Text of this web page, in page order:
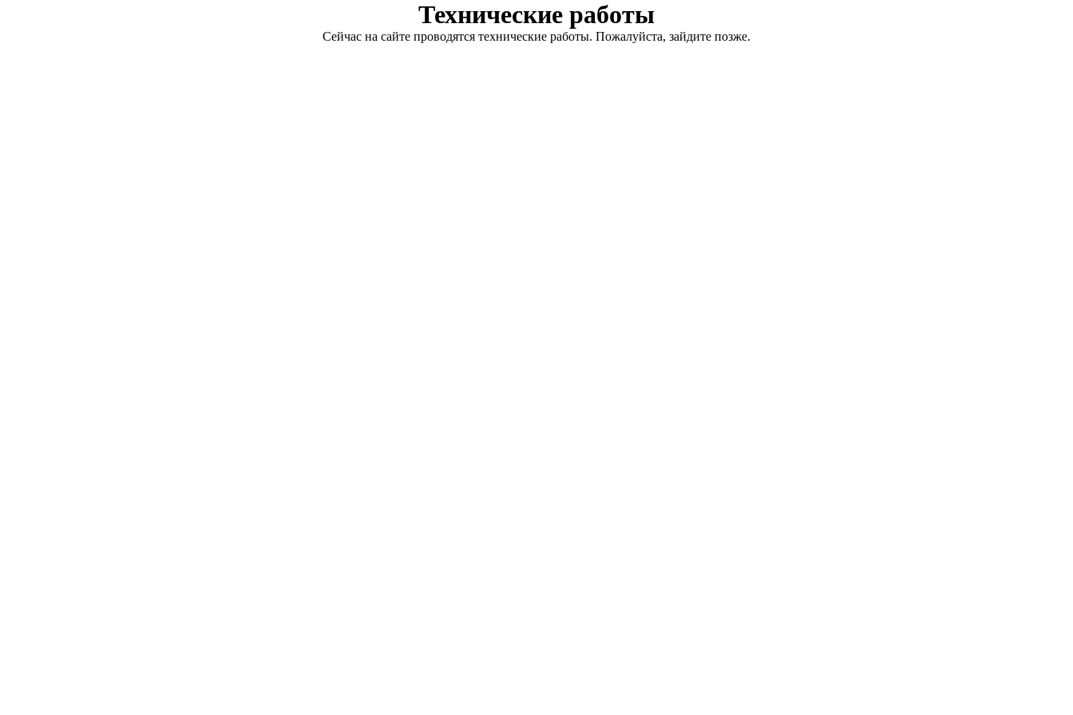
Технические работы
Сейчас на сайте проводятся технические работы. Пожалуйста, зайдите позже.